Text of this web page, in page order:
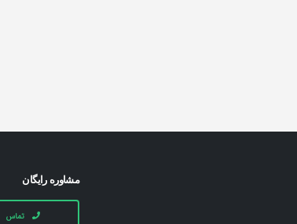
مشاوره رایگان
تماس